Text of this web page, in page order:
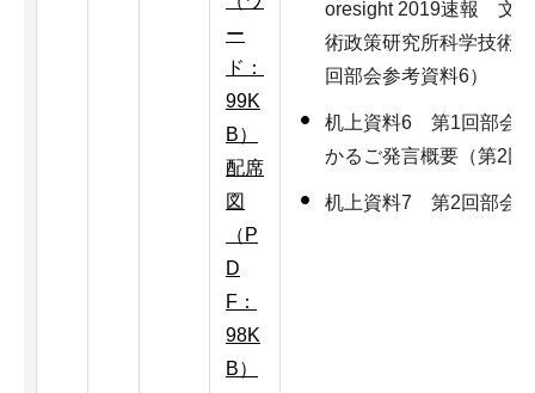
ー
ド：
99K
B）
配席
図
（P
D
F：
98K
B）
oresight 2019速報 文
術政策研究所科学技術
回部会参考資料6）
机上資料6 第1回部会
かるご発言概要（第2回
机上資料7 第2回部会